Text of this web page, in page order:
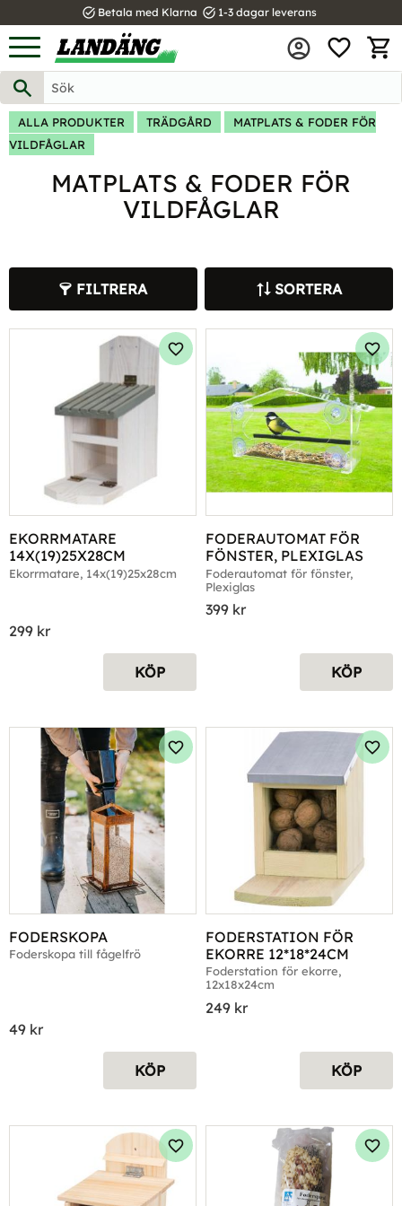
Meny
task_alt Betala med Klarna task_alt 1-3 dagar leverans
ALLA PRODUKTER TRÄDGÅRD
MATPLATS & FODER FÖR
VILDFÅGLAR
MATPLATS & FODER FÖR
VILDFÅGLAR
FILTRERA SORTERA
EKORRMATARE
14X(19)25X28CM
Ekorrmatare, 14x(19)25x28cm
299 kr
Lägg till i favoriter
KÖP
FODERAUTOMAT FÖR
FÖNSTER, PLEXIGLAS
Foderautomat för fönster,
Plexiglas
399 kr
KÖP
FODERSKOPA
Foderskopa till fågelfrö
49 kr
Lägg till i favoriter
KÖP
FODERSTATION FÖR
EKORRE 12*18*24CM
Foderstation för ekorre,
12x18x24cm
249 kr
KÖP
Lägg till i favoriter